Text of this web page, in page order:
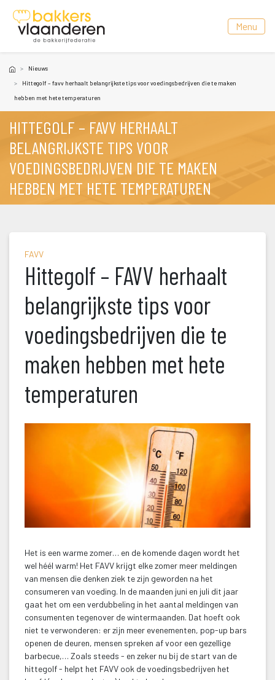
Menu
Nieuw
Hittegolf – favv herhaalt belangrijkste tips voor voedingsbedrijven die te maken
hebben met hete temperaturen
HITTEGOLF – FAVV HERHAALT
BELANGRIJKSTE TIPS VOOR
VOEDINGSBEDRIJVEN DIE TE MAKEN
HEBBEN MET HETE TEMPERATUREN
FAVV
Hittegolf – FAVV herhaalt
belangrijkste tips voor
voedingsbedrijven die te
maken hebben met hete
temperaturen
Het is een warme zomer… en de komende dagen wordt het
wel héél warm! Het FAVV krijgt elke zomer meer meldingen
van mensen die denken ziek te zijn geworden na het
consumeren van voeding. In de maanden juni en juli dit jaar
gaat het om een verdubbeling in het aantal meldingen van
consumenten tegenover de wintermaanden. Dat hoeft ook
niet te verwonderen: er zijn meer evenementen, pop-up bars
openen de deuren, mensen spreken af voor een gezellige
barbecue,… Zoals steeds - en zeker nu bij de start van de
hittegolf - helpt het FAVV ook de voedingsbedrijven het